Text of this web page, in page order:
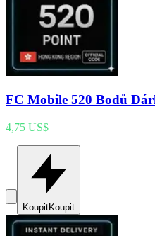
FC Mobile 520 Bodů
4,75 US$
KoupitKoupit